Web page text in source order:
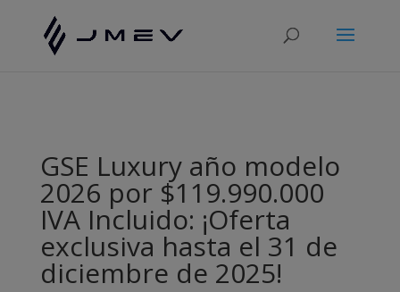
Configuración de cookies
GSE Luxury año modelo
2026 por $119.990.000
IVA Incluido: ¡Oferta
exclusiva hasta el 31 de
diciembre de 2025!